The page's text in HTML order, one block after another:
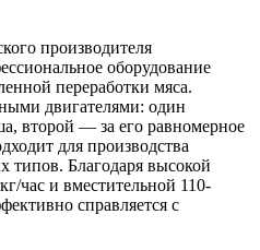
производителя
оборудование
переработки мяса.
двигателями: один
второй — за его равномерное
для производства
типов. Благодаря высокой
час и вместительной 110-
справляется с